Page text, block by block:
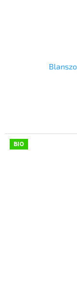
BIO